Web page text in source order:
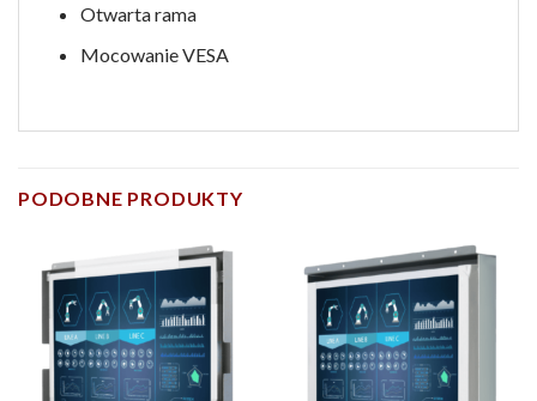
Otwarta rama
Mocowanie VESA
PODOBNE PRODUKTY